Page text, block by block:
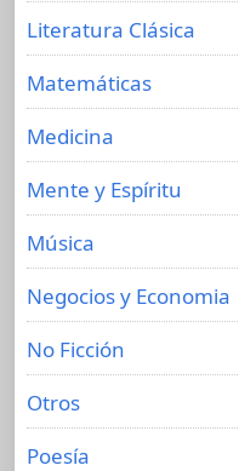
Literatura Clásica
Matemáticas
Medicina
Mente y Espíritu
Música
Negocios y Economia
No Ficción
Otros
Poesía